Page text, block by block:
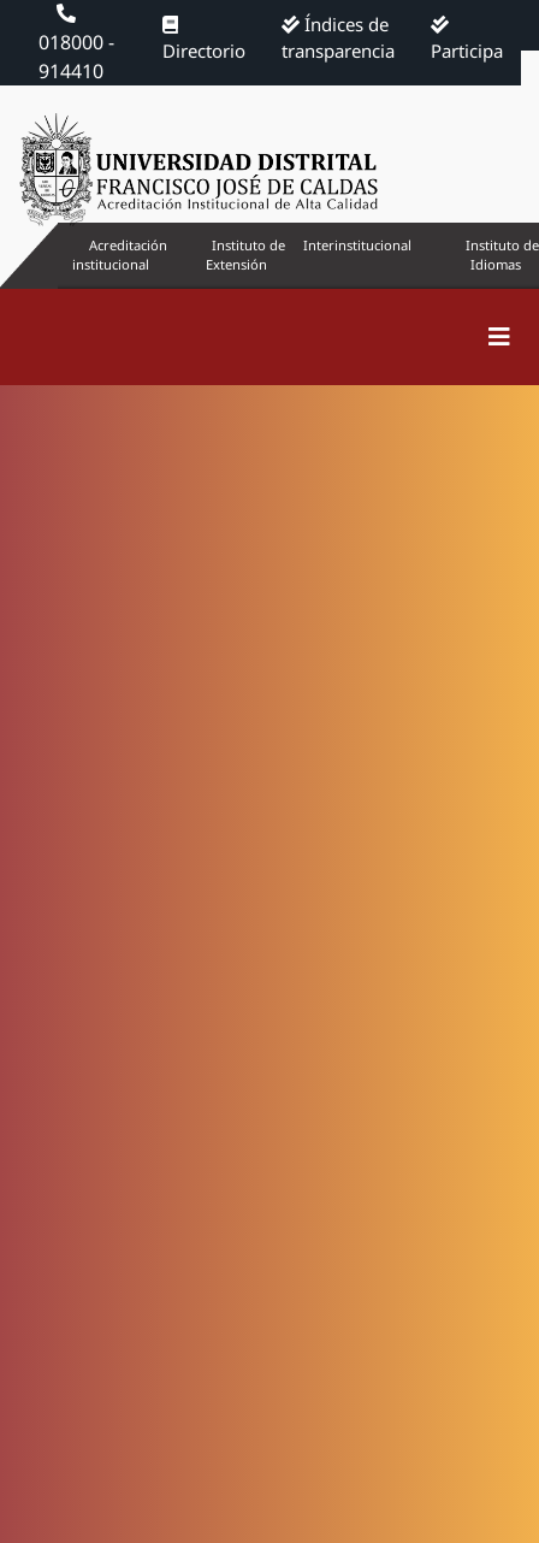
018000 -
914410
Directorio
Índices de
transparencia
Participa
Acreditación
institucional
Instituto de
Extensión
Interinstitucional
Instituto de
Idiomas